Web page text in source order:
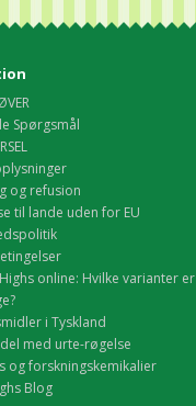
Spørgsmål
og refusion
til lande uden for EU
online: Hvilke varianter er
i Tyskland
med urte-røgelse
og forskningskemikalier
Blog